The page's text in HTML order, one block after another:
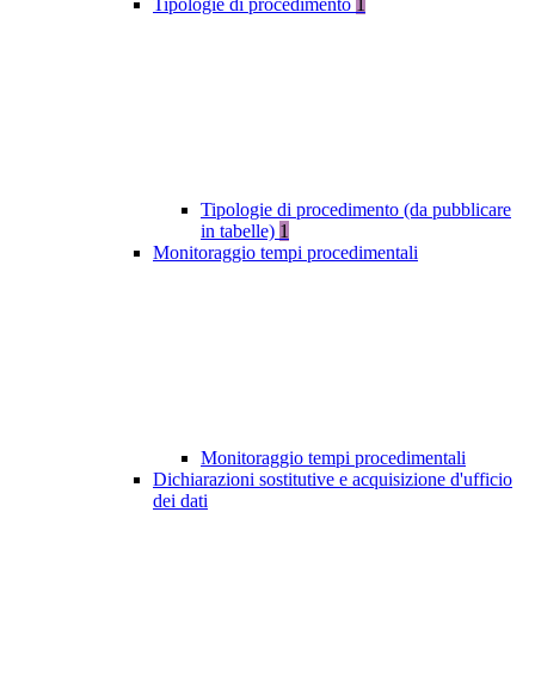
Tipologie di procedimento 1
Tipologie di procedimento (da pubblicare
in tabelle) 1
Monitoraggio tempi procedimentali
Monitoraggio tempi procedimentali
Dichiarazioni sostitutive e acquisizione d'ufficio
dei dati